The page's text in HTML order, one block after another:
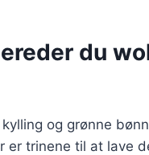
du
og grønne
er trinene til at lave